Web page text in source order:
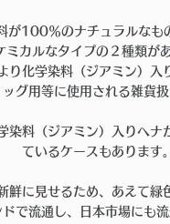
が100％のナチュラルなも
ミカルなタイプの２種類が
り化学染料（ジアミン）入
グ用等に使用される雑貨扱
染料（ジアミン）入りヘナ
ているケースもあります。
鮮に見せるため、あえて緑
で流通し、日本市場にも